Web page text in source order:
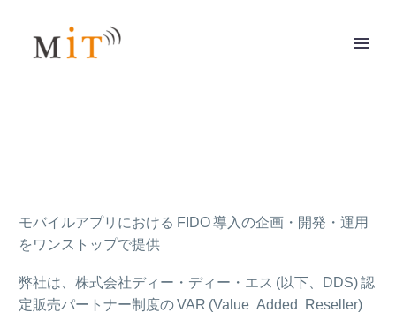
モバイルアプリにおける FIDO 導入の企画・開発・運用
をワンストップで提供
弊社は、株式会社ディー・ディー・エス (以下、DDS) 認
定販売パートナー制度の VAR (Value Added Reseller)